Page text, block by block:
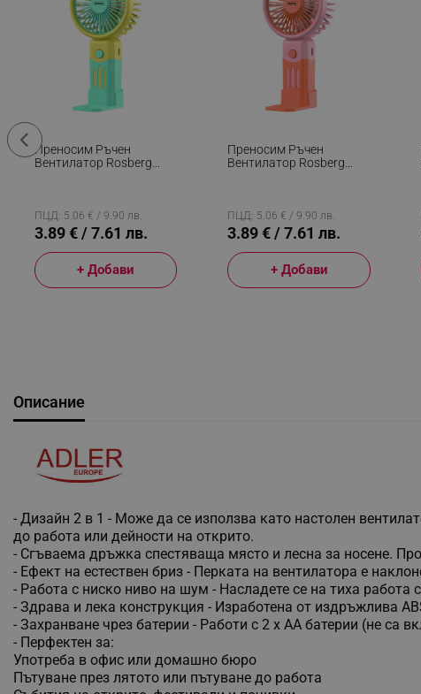
Преносим Ръчен
Вентилатор Rosberg
ПЦД: 5.06 € / 9.90 лв.
3.89 € / 7.61 лв.
+ Добави
Преносим Ръчен
Вентилатор Rosberg
ПЦД: 5.06 € / 9.90 лв.
3.89 € / 7.61 лв.
+ Добави
Описание
- Дизайн 2 в 1 - Може да се използва като настолен
до работа или дейности на открито.
- Сгъваема дръжка спестяваща място и лесна за носене.
- Ефект на естествен бриз - Перката на вентилатора е
- Работа с ниско ниво на шум - Насладете се на тиха
- Здрава и лека конструкция - Изработена от издръжлива
- Захранване чрез батерии - Работи с 2 x AA батерии (не са
- Перфектен за:
Употреба в офис или домашно бюро
Пътуване през лятото или пътуване до работа